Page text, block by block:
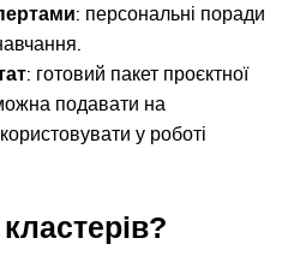
: персональні поради
: готовий пакет проєктної
подавати на
у роботі